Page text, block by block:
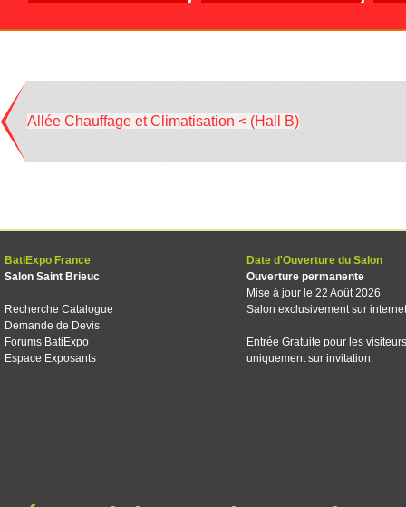
Allée Chauffage et Climatisation < (Hall B)
BatiExpo France
Salon Saint Brieuc
Recherche Catalogue
Demande de Devis
Forums BatiExpo
Espace Exposants
Date d'Ouverture du Salon
Ouverture permanente
Mise à jour le 22 Août 2026
Salon exclusivement sur internet
Entrée Gratuite pour les visiteurs
uniquement sur invitation.